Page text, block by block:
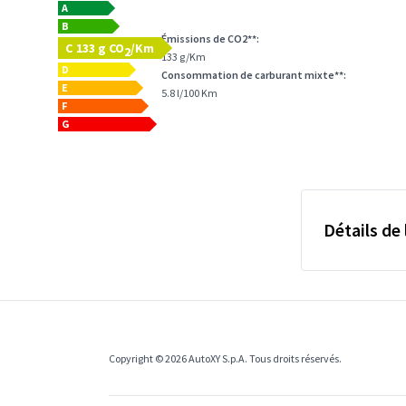
A
B
C 133 g CO2/Km
D
E
F
G
Émissions de CO2**:
133 g/Km
Consommation de carburant mixte**:
5.8 l/100 Km
Détails
Copyright © 2026 AutoXY S.p.A. Tous droits réservés.